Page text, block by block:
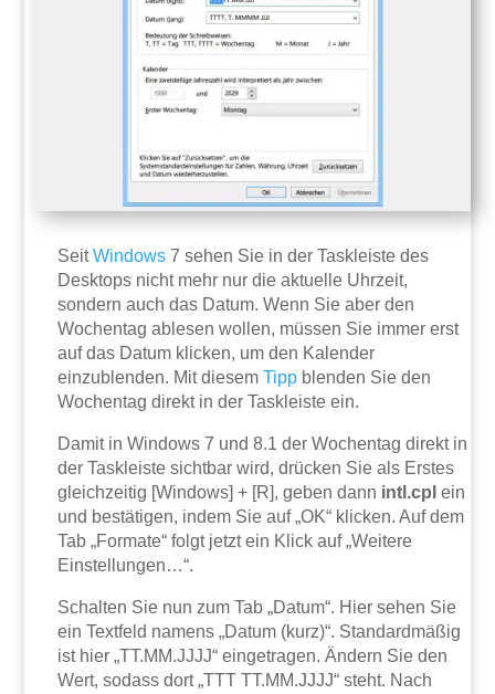
SeitWindows 7 sehen Sie in der Taskleiste des
Desktops nicht mehr nur die aktuelle Uhrzeit,
sondern auch das Datum. Wenn Sie aber den
Wochentag ablesen wollen, müssen Sie immer erst
auf das Datum klicken, um den Kalender
einzublenden. Mit diesemTipp blenden Sie den
Wochentag direkt in der Taskleiste ein.
Damit in Windows 7 und 8.1 der Wochentag direkt in
der Taskleiste sichtbar wird, drücken Sie als Erstes
gleichzeitig [Windows] + [R], geben dann intl.cpl ein
und bestätigen, indem Sie auf „OK“ klicken. Auf dem
Tab „Formate“ folgt jetzt ein Klick auf „Weitere
Einstellungen…“.
Schalten Sie nun zum Tab „Datum“. Hier sehen Sie
ein Textfeld namens „Datum (kurz)“. Standardmäßig
ist hier „TT.MM.JJJJ“ eingetragen. Ändern Sie den
Wert, sodass dort „TTT TT.MM.JJJJ“ steht. Nach